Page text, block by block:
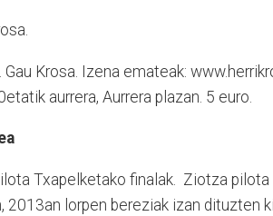
Gau Krosa. Izena emateak:
aurrera, Aurrera plazan. 5 euro.
Txapelketako finalak. Ziotza
2013an lorpen bereziak izan dituzten